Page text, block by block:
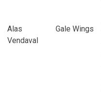
Alas
Vendaval
Gale Wings